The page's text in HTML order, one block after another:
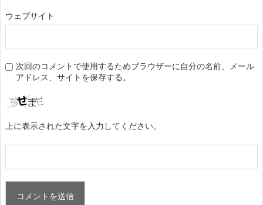
ウェブサイト
次回のコメントで使用するためブラウザーに自分の名前、メール
アドレス、サイトを保存する。
上に表示された文字を入力してください。